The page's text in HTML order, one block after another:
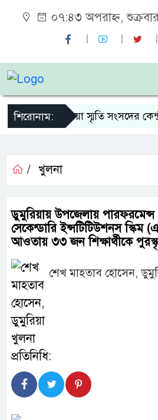
০৭:৪৩ অপরাহ্ন,
শিরোনাম:
শহীদ জিয়া স্মৃতি সংসদের
/ খুলনা
ডুমুরিয়ায় উপজেলায় পারফরমেন্স
সেকেন্ডারি ইন্সটিটিউশনস স্কিম
আওতায় ৩৩ জন শিক্ষার্থীকে
শেখ মাহতাব হোসেন,